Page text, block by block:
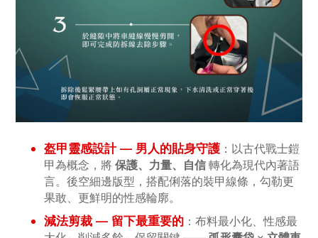
盔甲靈感設計 — 男人的貼身守護 ： 以古代戰士鎧
甲為概念，將 保護、力量、自信 轉化為現代內著語
言。後空細邊版型，搭配俐落的裝甲線條，勾勒更
果敢、更鮮明的性感輪廓。
減法剪裁 — 留下最重要的 ： 布料最小化、性感最